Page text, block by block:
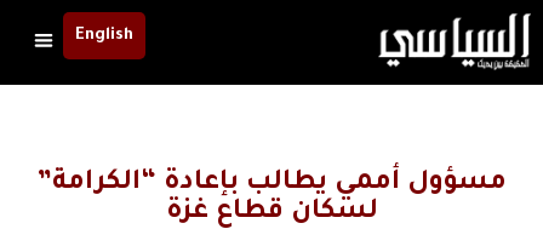
English
مسؤول أممي يطالب بإعادة “الكرامة”
لسكان قطاع غزة